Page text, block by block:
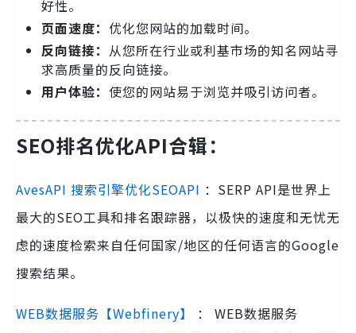
好性。
页面速度： 优化您网站的加载时间。
反向链接： 从您所在行业或利基市场的知名网站寻
求高质量的反向链接。
用户体验： 使您的网站易于浏览并吸引访问者。
SEO排名优化API合辑：
AvesAPI 搜索引擎优化SEOAPI ：SERP API是世界上
最大的SEO工具和排名跟踪器，以极快的速度和无忧无
虑的速度检索来自任何国家/地区的任何语言的Google
搜索结果。
WEB数据服务【Webfinery】
： WEB数据服务